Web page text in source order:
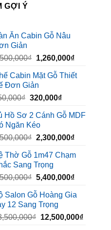
GỢI Ý
Ăn Cabin Gỗ Nâu
Giản
₫ Giá
là:
2,500,000₫.
1,260,000₫Giá
tại
Cabin Mặt Gỗ Thiết
Đơn Giản
₫ Giá
là:
450,000₫.
320,000₫Giá
tại
320,000₫.
Hồ Sơ 2 Cánh Gỗ MDF
Ngăn Kéo
₫ Giá
là:
3,500,000₫.
2,300,000₫Giá
tại
Thờ Gỗ 1m47 Chạm
Sang Trọng
₫ Giá
là:
6,500,000₫.
5,400,000₫Giá
tại
Salon Gỗ Hoàng Gia
12 Sang Trọng
₫ Giá
12,500,000₫Giá